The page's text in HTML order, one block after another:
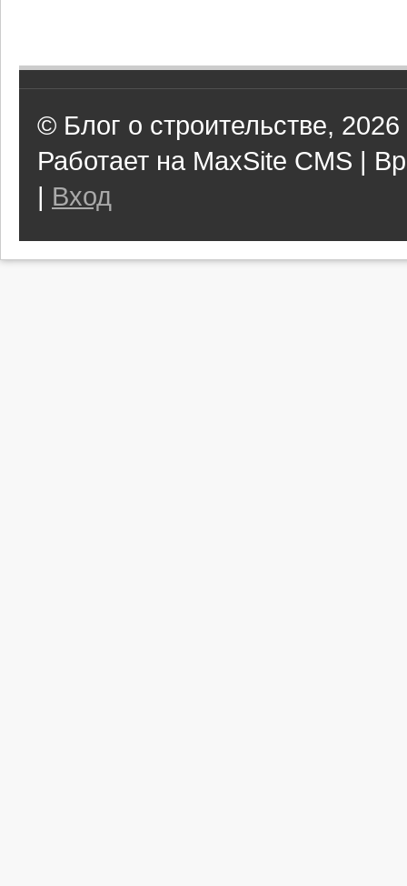
© Блог о строительстве, 2026
Работает на MaxSite CMS |
| Вход